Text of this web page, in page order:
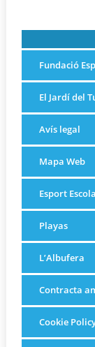
Fundació
El Jardí del
Avís legal
Mapa Web
Esport
Playas
L’Albufera
Contracta
Cookie